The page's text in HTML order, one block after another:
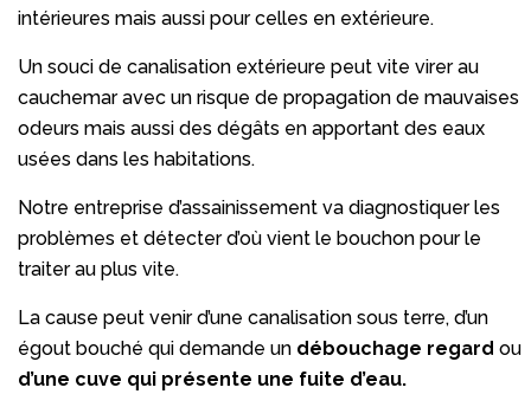
intérieures mais aussi pour celles en extérieure.
Un souci de canalisation extérieure peut vite virer au
cauchemar avec un risque de propagation de mauvaises
odeurs mais aussi des dégâts en apportant des eaux
usées dans les habitations.
Notre entreprise d’assainissement va diagnostiquer les
problèmes et détecter d’où vient le bouchon pour le
traiter au plus vite.
La cause peut venir d’une canalisation sous terre, d’un
égout bouché qui demande un débouchage regard ou
d’une cuve qui présente une fuite d’eau.